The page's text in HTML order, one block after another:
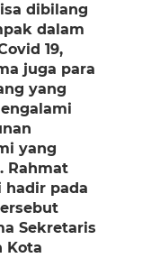
dibilang
dalam
19,
juga para
yang
yang
Rahmat
hadir pada
Sekretaris
Kota